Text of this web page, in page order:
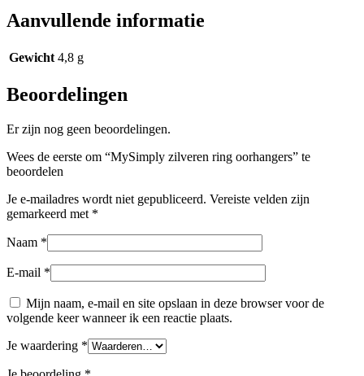
Aanvullende informatie
Gewicht 4,8 g
Beoordelingen
Er zijn nog geen beoordelingen.
Wees de eerste om “MySimply zilveren ring oorhangers” te
beoordelen
Je e-mailadres wordt niet gepubliceerd. Vereiste velden zijn
gemarkeerd met *
Naam *
E-mail *
Mijn naam, e-mail en site opslaan in deze browser voor de
volgende keer wanneer ik een reactie plaats.
Je waardering *